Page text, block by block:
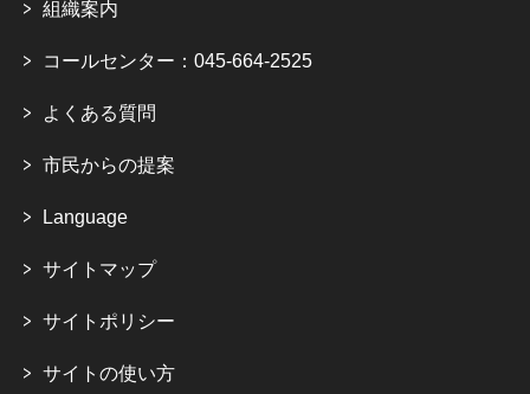
組織案内
コールセンター：045-664-2525
よくある質問
市民からの提案
Language
サイトマップ
サイトポリシー
サイトの使い方